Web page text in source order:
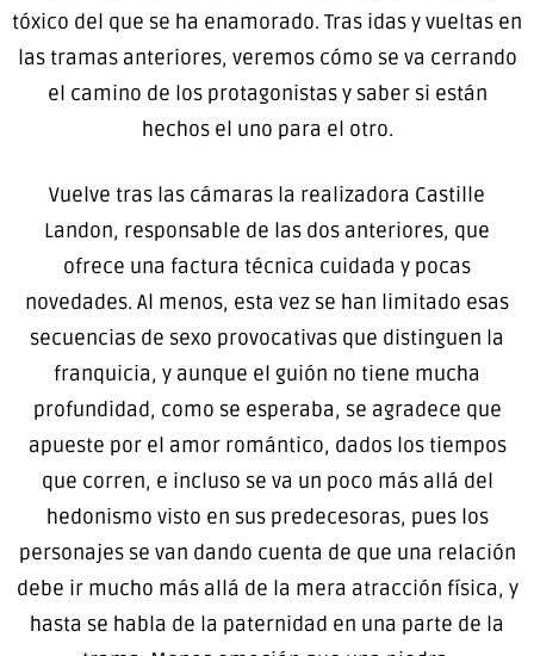
tóxico del que se ha enamorado. Tras idas y vueltas en
las tramas anteriores, veremos cómo se va cerrando
el camino de los protagonistas y saber si están
hechos el uno para el otro.
Vuelve tras las cámaras la realizadora Castille
Landon, responsable de las dos anteriores, que
ofrece una factura técnica cuidada y pocas
novedades. Al menos, esta vez se han limitado esas
secuencias de sexo provocativas que distinguen la
franquicia, y aunque el guión no tiene mucha
profundidad, como se esperaba, se agradece que
apueste por el amor romántico, dados los tiempos
que corren, e incluso se va un poco más allá del
hedonismo visto en sus predecesoras, pues los
personajes se van dando cuenta de que una relación
debe ir mucho más allá de la mera atracción física, y
hasta se habla de la paternidad en una parte de la